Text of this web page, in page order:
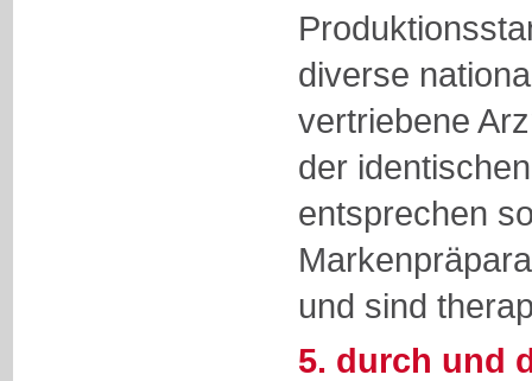
diverse
vertriebene
der
entsprechen
und sind
5. durch und